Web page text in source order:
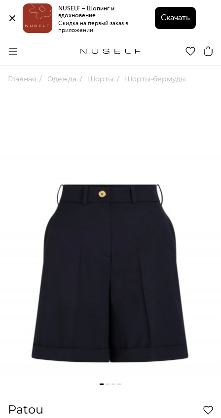
NUSELF – Шопинг и
вдохновение
Скидка на первый заказ в
приложении!
Скачать
Главная Одежда Шорты Шорты-бермуды
Patou